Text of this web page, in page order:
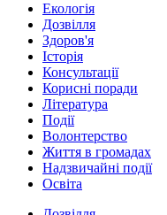
Екологія
Дозвілля
Здоров'я
Історія
Консультації
Корисні поради
Література
Події
Волонтерство
Життя в громадах
Надзвичайні події
Освіта